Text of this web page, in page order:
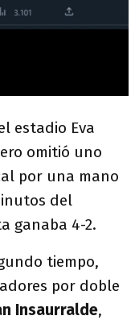
estadio Eva
omitió uno
por una mano
del
ganaba 4-2.
tiempo,
por doble
Insaurralde,